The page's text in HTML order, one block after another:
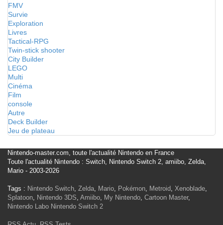
FMV
Survie
Exploration
Livres
Tactical-RPG
Twin-stick shooter
City Builder
LEGO
Multi
Cinéma
Film
console
Autre
Deck Builder
Jeu de plateau
Nintendo-master.com, toute l'actualité Nintendo en France
Toute l'actualité Nintendo : Switch, Nintendo Switch 2, amiibo, Zelda,
Mario - 2003-2026
Tags : Nintendo Switch, Zelda, Mario, Pokémon, Metroid, Xenoblade,
Splatoon, Nintendo 3DS, Amiibo, My Nintendo, Cartoon Master,
Nintendo Labo Nintendo Switch 2